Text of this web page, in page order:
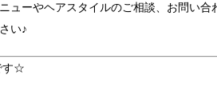
ューやヘアスタイルのご相談、お問い合
い♪
す☆